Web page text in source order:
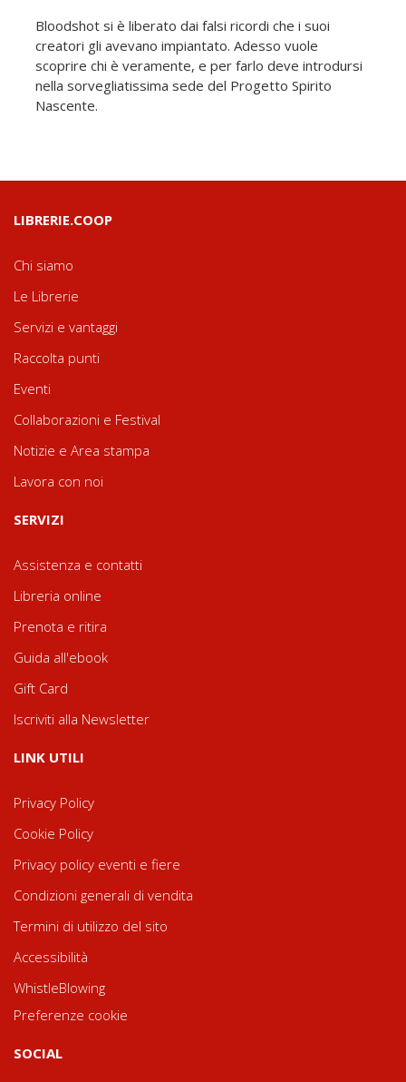
Bloodshot si è liberato dai falsi ricordi che i suoi
creatori gli avevano impiantato. Adesso vuole
scoprire chi è veramente, e per farlo deve introdursi
nella sorvegliatissima sede del Progetto Spirito
Nascente.
LIBRERIE.COOP
Chi siamo
Le Librerie
Servizi e vantaggi
Raccolta punti
Eventi
Collaborazioni e Festival
Notizie e Area stampa
Lavora con noi
SERVIZI
Assistenza e contatti
Libreria online
Prenota e ritira
Guida all'ebook
Gift Card
Iscriviti alla Newsletter
LINK UTILI
Privacy Policy
Cookie Policy
Privacy policy eventi e fiere
Condizioni generali di vendita
Termini di utilizzo del sito
Accessibilità
WhistleBlowing
Preferenze cookie
SOCIAL